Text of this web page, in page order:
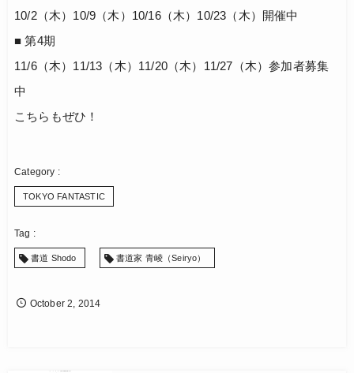
10/2（木）10/9（木）10/16（木）10/23（木）開催中
■ 第4期
11/6（木）11/13（木）11/20（木）11/27（木）参加者募集
中
こちらもぜひ！
TOKYO FANTASTIC
書道 Shodo 書道家 青崚（Seiryo）
October 2 2014